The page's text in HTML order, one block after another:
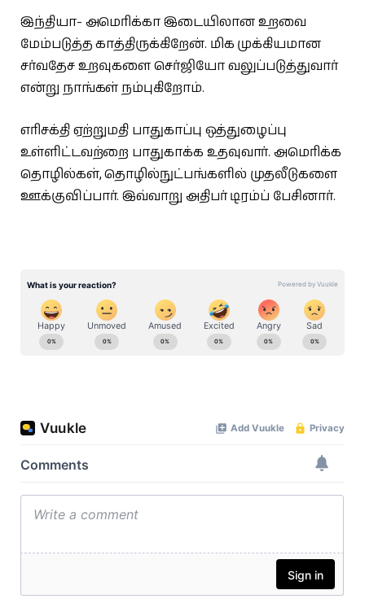
இந்தியா- அமெரிக்கா இடையிலான உறவை
மேம்படுத்த காத்திருக்கிறேன். மிக முக்கியமான
சர்வதேச உறவுகளை செர்ஜியோ வலுப்படுத்துவார்
என்று நாங்கள் நம்புகிறோம்.
எரிசக்தி ஏற்றுமதி பாதுகாப்பு ஒத்துழைப்பு
உள்ளிட்டவற்றை பாதுகாக்க உதவுவார். அமெரிக்க
தொழில்கள், தொழில்நுட்பங்களில் முதலீடுகளை
ஊக்குவிப்பார். இவ்வாறு அதிபர் டிரம்ப் பேசினார்.